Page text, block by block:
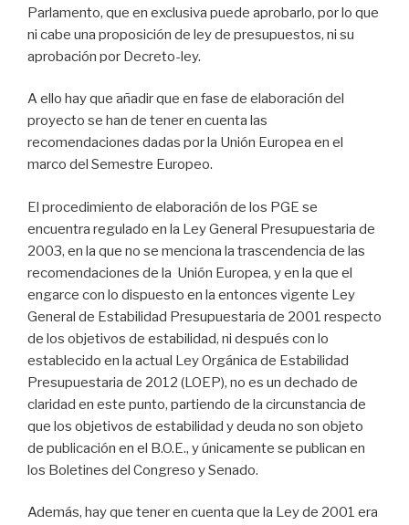
Parlamento, que en exclusiva puede aprobarlo, por lo que
ni cabe una proposición de ley de presupuestos, ni su
aprobación por Decreto-ley.
A ello hay que añadir que en fase de elaboración del
proyecto se han de tener en cuenta las
recomendaciones dadas por la Unión Europea en el
marco del Semestre Europeo.
El procedimiento de elaboración de los PGE se
encuentra regulado en la Ley General Presupuestaria de
2003, en la que no se menciona la trascendencia de las
recomendaciones de la Unión Europea, y en la que el
engarce con lo dispuesto en la entonces vigente Ley
General de Estabilidad Presupuestaria de 2001 respecto
de los objetivos de estabilidad, ni después con lo
establecido en la actual Ley Orgánica de Estabilidad
Presupuestaria de 2012 (LOEP), no es un dechado de
claridad en este punto, partiendo de la circunstancia de
que los objetivos de estabilidad y deuda no son objeto
de publicación en el B.O.E., y únicamente se publican en
los Boletines del Congreso y Senado.
Además, hay que tener en cuenta que la Ley de 2001 era